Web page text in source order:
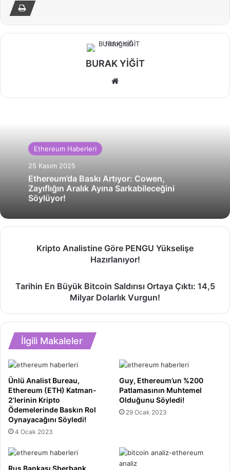
BURAK YİĞİT
Ethereum Haberleri
25 Kasım 2025
Ethereum’da Baskı Artıyor: Cowen,
Zayıflığın Aralık Ayına Sarkabileceğini
Söylüyor!
Analistine
Yükselişe
Kripto Analistine Göre PENGU Yükselişe
Hazırlanıyor!
Bitcoin
Saldırısı
Ortaya
Çıktı:
Milyar
Dolarlık
Vurgun!
Tarihin En Büyük Bitcoin Saldırısı Ortaya Çıktı: 14,5
Milyar Dolarlık Vurgun!
İlgili Makaleler
Ünlü Analist Bureau,
Ethereum (ETH) Katman-
2’lerinin Kripto
Ödemelerinde Baskın Rol
Oynayacağını Söyledi!
4 Ocak 2023
Guy, Ethereum’un %200
Patlamasının Muhtemel
Olduğunu Söyledi!
29 Ocak 2023
Rus Bankası Sberbank,